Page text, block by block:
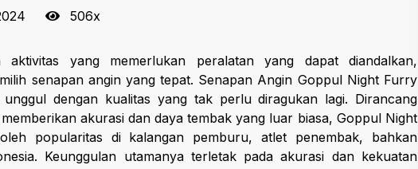
506x
aktivitas yang memerlukan peralatan yang dapat diandalkan,
senapan angin yang tepat. Senapan Angin Goppul Night Furry
unggul dengan kualitas yang tak perlu diragukan lagi. Dirancang
akurasi dan daya tembak yang luar biasa, Goppul Night
popularitas di kalangan pemburu, atlet penembak, bahkan
Keunggulan utamanya terletak pada akurasi dan kekuatan